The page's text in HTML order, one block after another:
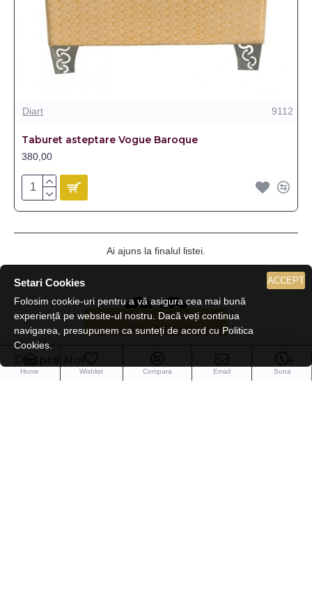
Diart 9112
Taburet asteptare Vogue Baroque
380,00
Ai ajuns la finalul listei.
Home Wishlist Compara Email Suna
ACCEPT
Setari Cookies
Folosim cookie-uri pentru a vă asigura cea mai bună
experiență pe website-ul nostru. Dacă veți continua
navigarea, presupunem ca sunteți de acord cu Politica
Cookies.
FILTREAZA PRODUSELE